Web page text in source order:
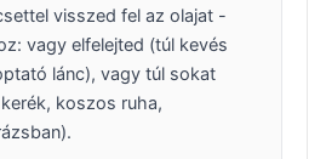
visszed fel az olajat -
vagy elfelejted (túl kevés
lánc), vagy túl sokat
koszos ruha,